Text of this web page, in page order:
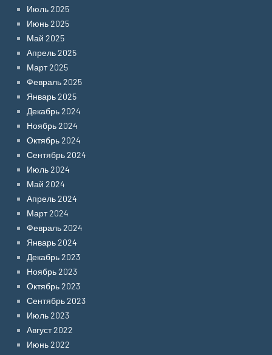
Июль 2025
Июнь 2025
Май 2025
Апрель 2025
Март 2025
Февраль 2025
Январь 2025
Декабрь 2024
Ноябрь 2024
Октябрь 2024
Сентябрь 2024
Июль 2024
Май 2024
Апрель 2024
Март 2024
Февраль 2024
Январь 2024
Декабрь 2023
Ноябрь 2023
Октябрь 2023
Сентябрь 2023
Июль 2023
Август 2022
Июнь 2022